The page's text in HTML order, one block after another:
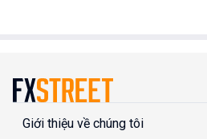
Giới thiệu về chúng tôi